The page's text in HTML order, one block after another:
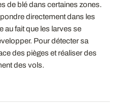
de blé dans certaines zones.
directement dans les
au fait que les larves se
Pour détecter sa
des pièges et réaliser des
des vols.